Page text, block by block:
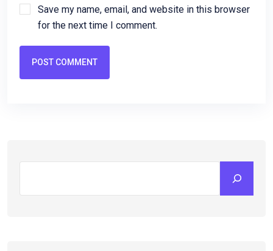
Save my name, email, and website in this browser
for the next time I comment.
POST COMMENT